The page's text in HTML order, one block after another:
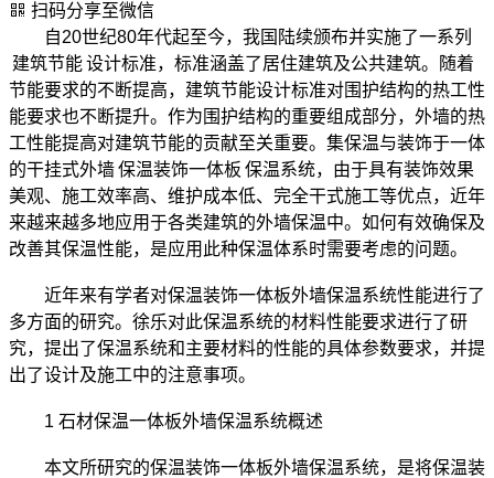
扫码分享至微信
自20世纪80年代起至今，我国陆续颁布并实施了一系列
建筑节能设计标准，标准涵盖了居住建筑及公共建筑。随着
节能要求的不断提高，建筑节能设计标准对围护结构的热工性
能要求也不断提升。作为围护结构的重要组成部分，外墙的热
工性能提高对建筑节能的贡献至关重要。集保温与装饰于一体
的干挂式外墙保温装饰一体板 保温系统，由于具有装饰效果
美观、施工效率高、维护成本低、完全干式施工等优点，近年
来越来越多地应用于各类建筑的外墙保温中。如何有效确保及
改善其保温性能，是应用此种保温体系时需要考虑的问题。
近年来有学者对保温装饰一体板外墙保温系统性能进行了
多方面的研究。徐乐对此保温系统的材料性能要求进行了研
究，提出了保温系统和主要材料的性能的具体参数要求，并提
出了设计及施工中的注意事项。
1 石材保温一体板外墙保温系统概述
本文所研究的保温装饰一体板外墙保温系统，是将保温装